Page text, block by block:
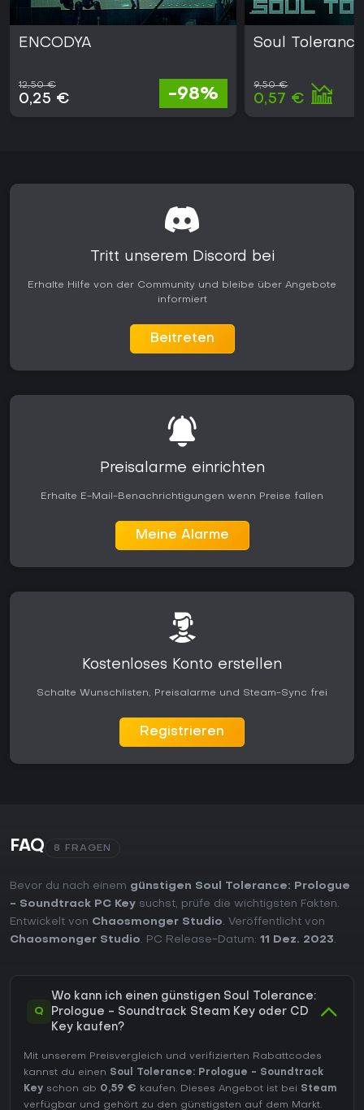
ENCODYA
12,50 €
0,25 € -98%
Soul
9,50 €
0,57 €
Tritt unserem Discord bei
Erhalte Hilfe von der Community und bleibe über Angebote
informiert
Beitreten
Preisalarme einrichten
Erhalte E-Mail-Benachrichtigungen wenn Preise fallen
Meine Alarme
Kostenloses Konto erstellen
Schalte Wunschlisten, Preisalarme und Steam-Sync frei
Registrieren
FAQ 8 FRAGEN
Bevor du nach einem günstigen Soul Tolerance: Prologue
- Soundtrack PC Key suchst, prüfe die wichtigsten Fakten.
Entwickelt von Chaosmonger Studio. Veröffentlicht von
Chaosmonger Studio. PC Release-Datum: 11 Dez. 2023.
Q
Wo kann ich einen günstigen Soul Tolerance:
Prologue - Soundtrack Steam Key oder CD
Key kaufen?
Mit unserem Preisvergleich und verifizierten Rabattcodes
kannst du einen Soul Tolerance: Prologue - Soundtrack
Key schon ab 0,59 € kaufen. Dieses Angebot ist bei Steam
verfügbar und gehört zu den günstigsten auf dem Markt.